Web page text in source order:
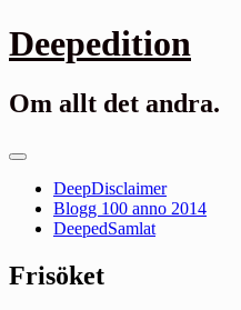
Gå
till
Deepedition
Om allt det andra.
Primär
DeepDisclaimer
Blogg 100 anno 2014
DeepedSamlat
Frisöket